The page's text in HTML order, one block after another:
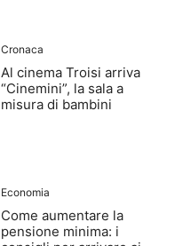
Cronaca
Al cinema Troisi arriva
“Cinemini”, la sala a
misura di bambini
Economia
Come aumentare la
pensione minima: i